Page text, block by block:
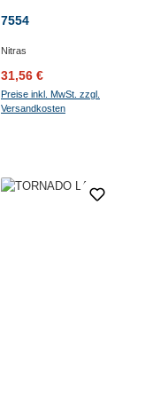
7554
Nitras
Verkaufspreis:
31,56 €
Preise inkl. MwSt. zzgl.
Versandkosten